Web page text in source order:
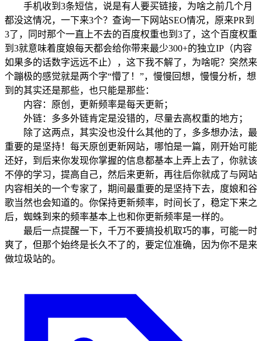
手机收到3条短信，说是有人要买链接，为啥之前几个月
都没这情况，一下来3个？查询一下网站SEO情况，原来PR到
3了，同时那个一直上不去的百度权重也到3了，这个百度权重
到3就意味着度娘每天都会给你带来最少300+的独立IP（内容
如果多的话数字远远不止），这下我不解了，为啥呢？突然来
个蹦极的感觉就是两个字“懵了！”，慢慢回想，慢慢分析，想
到的其实还是那些，也只能是那些：
内容：原创，更新频率是每天更新；
外链：多多外链肯定是没错的，尽量去高权重的地方；
除了这两点，其实没也没什么其他的了，多多想办法，最
重要的是坚持！每天原创更新网站，哪怕是一篇，刚开始可能
还好，到后来你发现你掌握的信息都基本上弄上去了，你就该
不停的学习，提高自己，然后来更新，再往后你就成了与网站
内容相关的一个专家了，期间最重要的是坚持下去，度娘和谷
歌当然也会知道的。你保持更新频率，时间长了，稳定下来之
后，蜘蛛到来的频率基本上也和你更新频率是一样的。
最后一点提醒一下，千万不要搞投机取巧的事，可能一时
爽了，但那个始终是长久不了的，要定位准确，因为你不是来
做垃圾站的。